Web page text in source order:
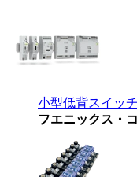
小型低背スイッ
フエニックス・